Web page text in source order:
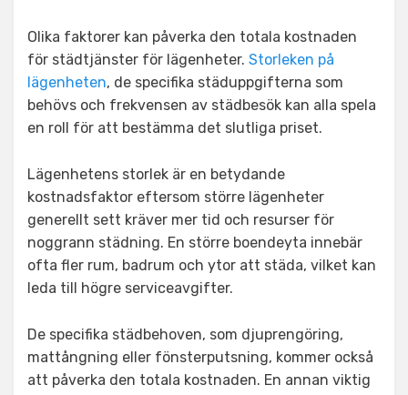
Olika faktorer kan påverka den totala kostnaden
för städtjänster för lägenheter. Storleken på
lägenheten, de specifika städuppgifterna som
behövs och frekvensen av städbesök kan alla spela
en roll för att bestämma det slutliga priset.
Lägenhetens storlek är en betydande
kostnadsfaktor eftersom större lägenheter
generellt sett kräver mer tid och resurser för
noggrann städning. En större boendeyta innebär
ofta fler rum, badrum och ytor att städa, vilket kan
leda till högre serviceavgifter.
De specifika städbehoven, som djuprengöring,
mattångning eller fönsterputsning, kommer också
att påverka den totala kostnaden. En annan viktig